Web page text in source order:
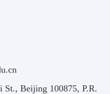
Beijing 100875, P.R.